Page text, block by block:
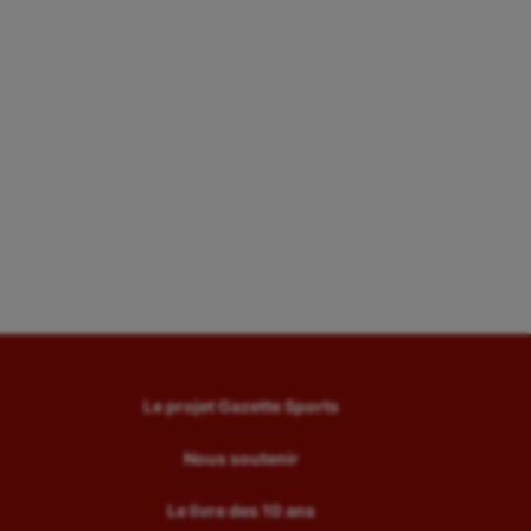
Le projet Gazette Sports
Nous soutenir
Le livre des 10 ans